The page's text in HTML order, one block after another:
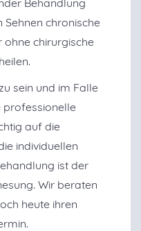
Sehnen chronische
chirurgische
sein und im Falle
professionelle
auf die
individuellen
ist der
Wir beraten
heute ihren